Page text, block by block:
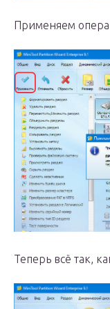
Применяем
Теперь всё так,